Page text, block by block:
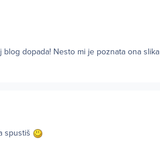
blog dopada! Nesto mi je poznata ona slika
spustiš